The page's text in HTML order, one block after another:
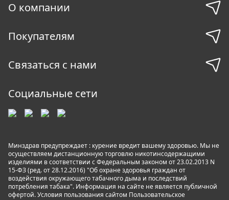
О компании
Покупателям
Связаться с нами
Социальные сети
Минздрав предупреждает : курение вредит вашему здоровью. Мы не
осуществляем дистанционную торговлю никотинсодержащими
изделиями в соответствии с Федеральным законом от 23.02.2013 N
15-ФЗ (ред. от 28.12.2016) "Об охране здоровья граждан от
воздействия окружающего табачного дыма и последствий
потребления табака". Информация на сайте не является публичной
офертой. Условия пользования сайтом Пользовательское